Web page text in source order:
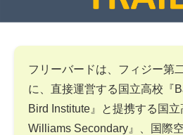
フリーバードは、フィジー第
に、直接運営する国立高校『
Bird Institute』と提携する国
Williams Secondary』、国際